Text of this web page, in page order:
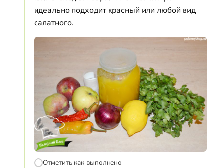
идеально подходит красный или любой вид
салатного.
Отметить как выполнено